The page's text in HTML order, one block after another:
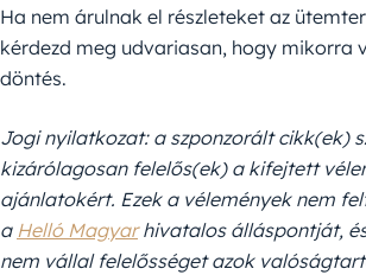
Ha nem árulnak el részleteket az
kérdezd meg udvariasan, hogy mikorra
döntés.
Jogi nyilatkozat: a szponzorált cikk(ek)
kizárólagosan felelős(ek) a kifejtett
ajánlatokért. Ezek a vélemények nem
a Helló Magyarhivatalos álláspontját,
nem vállal felelősséget azok